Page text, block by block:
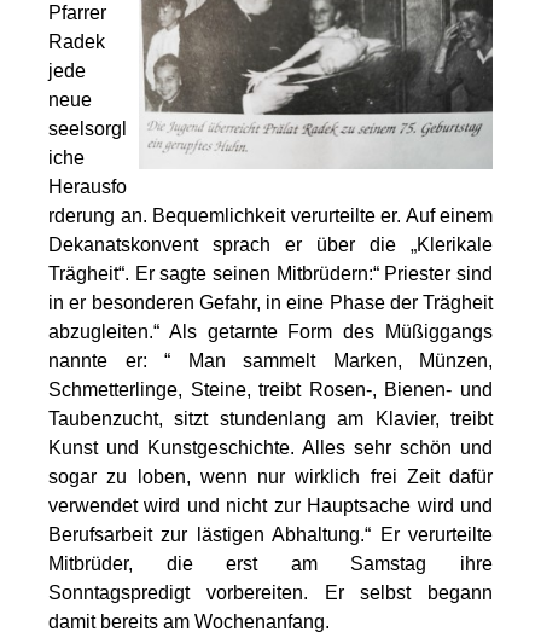
Pfarrer
Radek
jede
neue
seelsorgl
iche
Herausfo
rderung an. Bequemlichkeit verurteilte er. Auf einem
Dekanatskonvent sprach er über die „Klerikale
Trägheit“. Er sagte seinen Mitbrüdern:“ Priester sind
in er besonderen Gefahr, in eine Phase der Trägheit
abzugleiten.“ Als getarnte Form des Müßiggangs
nannte er: “ Man sammelt Marken, Münzen,
Schmetterlinge, Steine, treibt Rosen-, Bienen- und
Taubenzucht, sitzt stundenlang am Klavier, treibt
Kunst und Kunstgeschichte. Alles sehr schön und
sogar zu loben, wenn nur wirklich frei Zeit dafür
verwendet wird und nicht zur Hauptsache wird und
Berufsarbeit zur lästigen Abhaltung.“ Er verurteilte
Mitbrüder, die erst am Samstag ihre
Sonntagspredigt vorbereiten. Er selbst begann
damit bereits am Wochenanfang.